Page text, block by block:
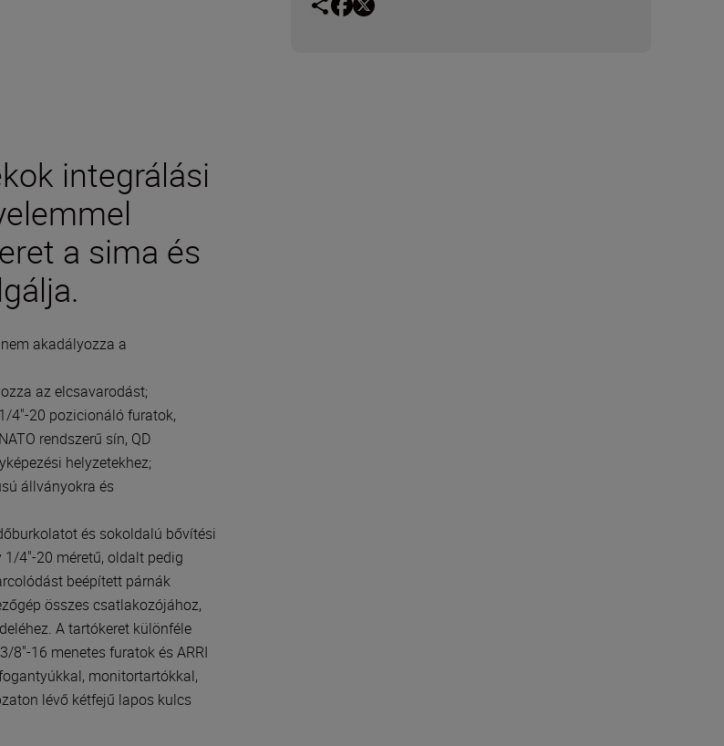
integrálási
a sima és
akadályozza a
az elcsavarodást;
4"-20 pozicionáló furatok,
rendszerű sín, QD
helyzetekhez;
állványokra és
és sokoldalú bővítési
4"-20 méretű, oldalt pedig
beépített párnák
összes csatlakozójához,
A tartókeret különféle
8"-16 menetes furatok és ARRI
monitortartókkal,
lévő kétfejű lapos kulcs